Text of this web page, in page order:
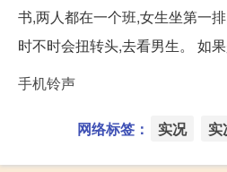
书,两人都在一个班,女生坐第一
时不时会扭转头,去看男生。 如果
手机铃声
网络标签： 实况 实